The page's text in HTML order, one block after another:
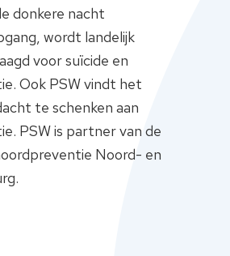
donkere nacht
wordt landelijk
voor suïcide en
Ook PSW vindt het
te schenken aan
PSW is partner van de
Noord- en